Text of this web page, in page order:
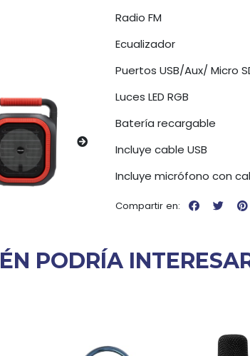
Radio FM
Ecualizador
Puertos USB/Aux/ Micro
Luces LED RGB
Batería recargable
Incluye cable USB
Incluye micrófono con
Compartir en:
PODRÍA